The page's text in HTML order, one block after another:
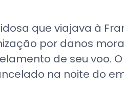
que viajava à
por danos
de seu voo.
na noite do